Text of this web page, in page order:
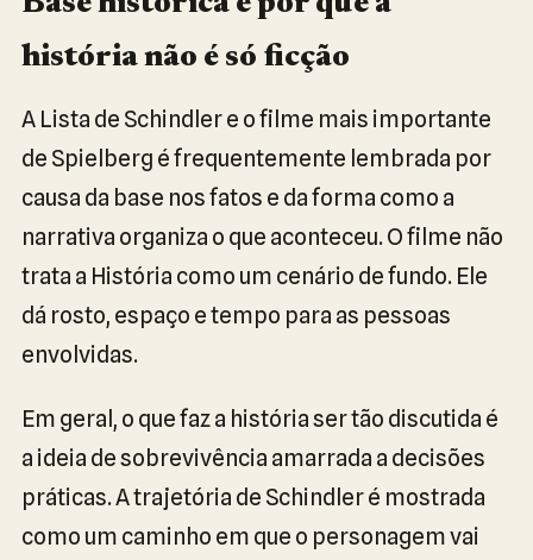
história não é só ficção
A Lista de Schindler e o filme mais importante
de Spielberg é frequentemente lembrada por
causa da base nos fatos e da forma como a
narrativa organiza o que aconteceu. O filme não
trata a História como um cenário de fundo. Ele
dá rosto, espaço e tempo para as pessoas
envolvidas.
Em geral, o que faz a história ser tão discutida é
a ideia de sobrevivência amarrada a decisões
práticas. A trajetória de Schindler é mostrada
como um caminho em que o personagem vai